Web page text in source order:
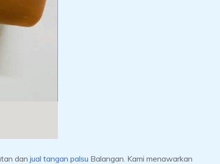
dan jual tangan palsu Balangan. Kami menawarkan